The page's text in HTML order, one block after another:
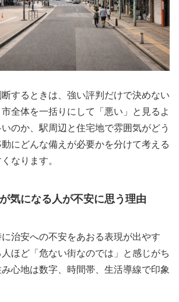
するときは、強い評判だけで決めない
全体を一括りにして「悪い」と見るよ
のか、駅周辺と住宅地で雰囲気がどう
にどんな備えが必要かを分けて考える
なります。
気になる人が不安に思う理由
治安への不安をあおる表現が出やす
ほど「危ない街なのでは」と感じがち
心地は数字、時間帯、生活導線で印象